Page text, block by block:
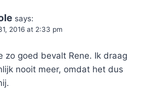
says:
2016 at 2:33 pm
zo goed bevalt Rene. Ik draag
nooit meer, omdat het dus